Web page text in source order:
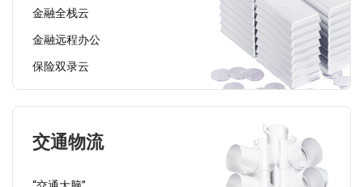
金融全栈云
金融远程办公
保险双录云
交通物流